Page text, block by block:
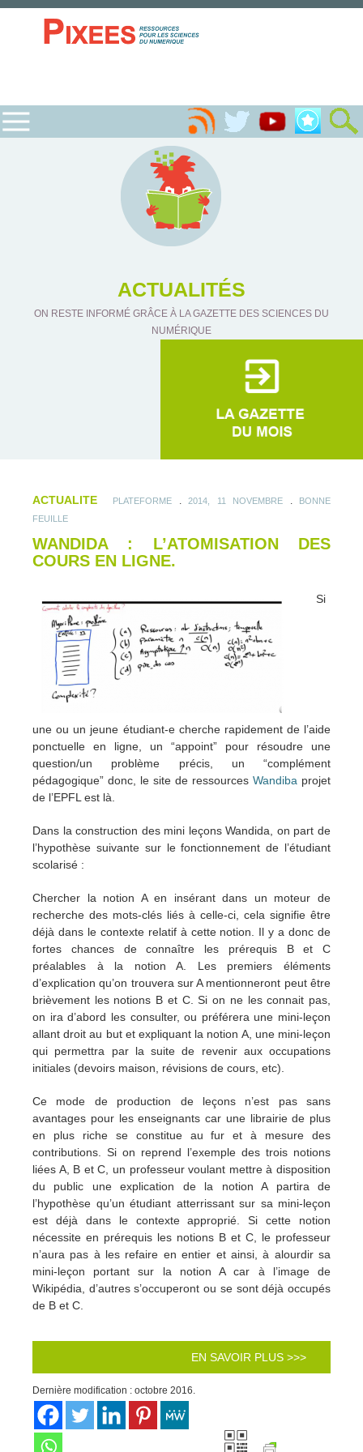
ACTUALITÉS
ON RESTE INFORMÉ GRÂCE À LA GAZETTE DES SCIENCES DU
NUMÉRIQUE
ACTUALITE PLATEFORME 2014, 11 NOVEMBRE
BONNE
FEUILLE
WANDIDA : L’ATOMISATION DES
COURS EN LIGNE.
Si
une ou un jeune étudiant-e cherche rapidement de l’aide
ponctuelle en ligne, un “appoint” pour résoudre une
question/un problème précis, un “complément
pédagogique” donc, le site de ressources Wandiba projet
de l’EPFL est là.
Dans la construction des mini leçons Wandida, on part de
l’hypothèse suivante sur le fonctionnement de l’étudiant
scolarisé :
Chercher la notion A en insérant dans un moteur de
recherche des mots-clés liés à celle-ci, cela signifie être
déjà dans le contexte relatif à cette notion. Il y a donc de
fortes chances de connaître les prérequis B et C
préalables à la notion A. Les premiers éléments
d’explication qu’on trouvera sur A mentionneront peut être
brièvement les notions B et C. Si on ne les connait pas,
on ira d’abord les consulter, ou préférera une mini-leçon
allant droit au but et expliquant la notion A, une mini-leçon
qui permettra par la suite de revenir aux occupations
initiales (devoirs maison, révisions de cours, etc).
Ce mode de production de leçons n’est pas sans
avantages pour les enseignants car une librairie de plus
en plus riche se constitue au fur et à mesure des
contributions. Si on reprend l’exemple des trois notions
liées A, B et C, un professeur voulant mettre à disposition
du public une explication de la notion A partira de
l’hypothèse qu’un étudiant atterrissant sur sa mini-leçon
est déjà dans le contexte approprié. Si cette notion
nécessite en prérequis les notions B et C, le professeur
n’aura pas à les refaire en entier et ainsi, à alourdir sa
mini-leçon portant sur la notion A car à l’image de
Wikipédia, d’autres s’occuperont ou se sont déjà occupés
de B et C.
EN SAVOIR PLUS >>>
Dernière modification : octobre 2016.